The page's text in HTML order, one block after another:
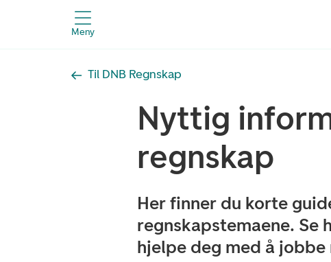
Meny
Til DNB Regnskap
Nyttig
regnskap
Her finner du korte
regnskapstemaene. Se
hjelpe deg med å